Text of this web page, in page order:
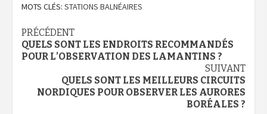
MOTS CLÉS: STATIONS BALNÉAIRES
Navigation
d’article
PRÉCÉDENT
QUELS SONT LES ENDROITS RECOMMANDÉS
POUR L’OBSERVATION DES LAMANTINS ?
SUIVANT
QUELS SONT LES MEILLEURS CIRCUITS
NORDIQUES POUR OBSERVER LES AURORES
BORÉALES ?